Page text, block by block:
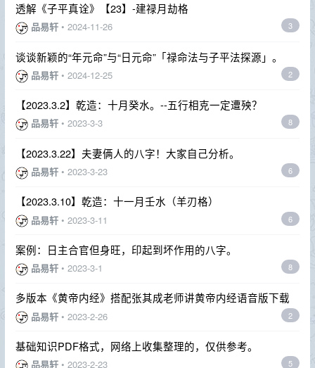
透解《子平真诠》【23】-建禄月劫格
品易轩 • 2024-11-26 3
谈谈新颖的“年元命”与“日元命”「禄命法与子平法探源」。
品易轩 • 2024-12-25 2
【2023.3.2】乾造：十月癸水。--五行相克一定遭殃？
品易轩 • 2023-3-3 8
【2023.3.22】夫妻俩人的八字！大家自己分析。
品易轩 • 2023-3-23 6
【2023.3.10】乾造：十一月壬水（羊刃格）
品易轩 • 2023-3-11 6
案例：日主合官但身旺，印起到坏作用的八字。
品易轩 • 2023-3-1 8
多版本《黄帝内经》搭配张其成老师讲黄帝内经语音版下载
品易轩 • 2023-2-26 2
基础知识PDF格式，网络上收集整理的，仅供参考。
品易轩 • 2023-2-23 5